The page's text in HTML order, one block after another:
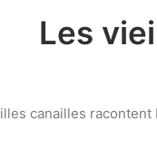
Les
canailles